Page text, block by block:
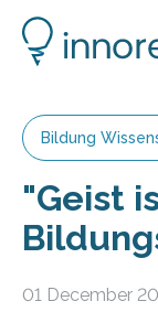
Bildung
"Geist
01 December